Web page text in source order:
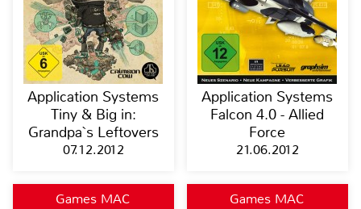
Application Systems
Tiny & Big in:
Grandpa`s Leftovers
07.12.2012
Application Systems
Falcon 4.0 - Allied
Force
21.06.2012
Games MAC
Games MAC